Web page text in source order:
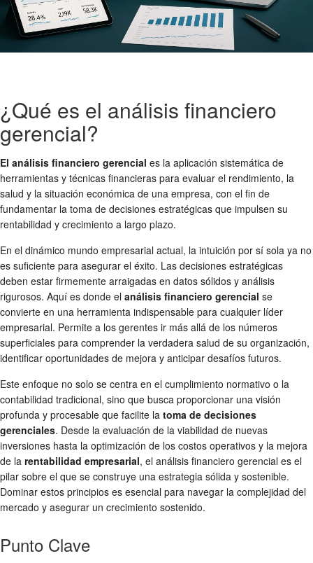
¿Qué es el análisis financiero
gerencial?
El análisis financiero gerencial es la aplicación sistemática de
herramientas y técnicas financieras para evaluar el rendimiento, la
salud y la situación económica de una empresa, con el fin de
fundamentar la toma de decisiones estratégicas que impulsen su
rentabilidad y crecimiento a largo plazo.
En el dinámico mundo empresarial actual, la intuición por sí sola ya no
es suficiente para asegurar el éxito. Las decisiones estratégicas
deben estar firmemente arraigadas en datos sólidos y análisis
rigurosos. Aquí es donde el análisis financiero gerencial se
convierte en una herramienta indispensable para cualquier líder
empresarial. Permite a los gerentes ir más allá de los números
superficiales para comprender la verdadera salud de su organización,
identificar oportunidades de mejora y anticipar desafíos futuros.
Este enfoque no solo se centra en el cumplimiento normativo o la
contabilidad tradicional, sino que busca proporcionar una visión
profunda y procesable que facilite la toma de decisiones
gerenciales. Desde la evaluación de la viabilidad de nuevas
inversiones hasta la optimización de los costos operativos y la mejora
de la rentabilidad empresarial, el análisis financiero gerencial es el
pilar sobre el que se construye una estrategia sólida y sostenible.
Dominar estos principios es esencial para navegar la complejidad del
mercado y asegurar un crecimiento sostenido.
Punto Clave